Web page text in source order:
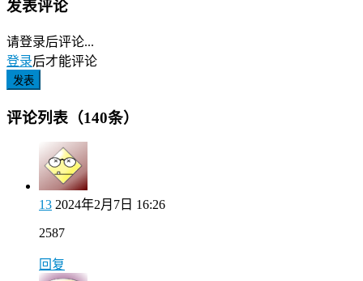
发表评论
请登录后评论...
登录后才能评论
发表
评论列表（140条）
13 2024年2月7日 16:26
2587
回复